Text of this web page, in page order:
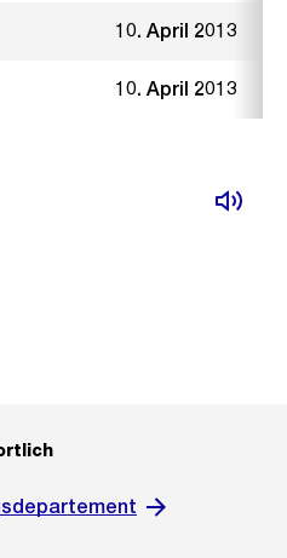
10. April 2013
10. April 2013